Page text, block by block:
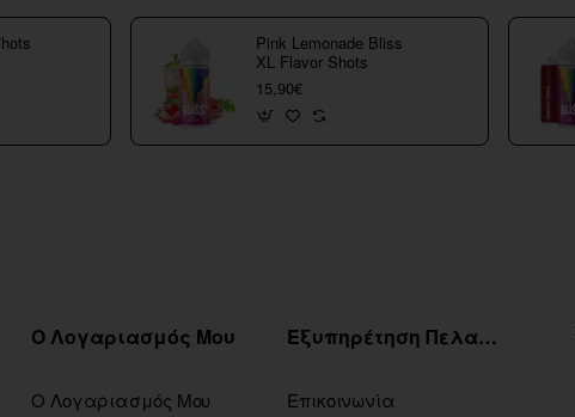
Pink Lemonade Bliss
XL Flavor Shots
15,90€
Ο Λογαριασμός Μου
Ο Λογαριασμός Μου
Εξυπηρέτηση Πελατών
Επικοινωνία